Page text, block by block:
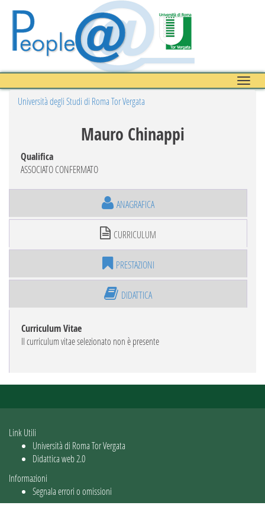
Toggle
Università degli Studi di Roma Tor Vergata
Mauro Chinappi
Qualifica
ASSOCIATO CONFERMATO
ANAGRAFICA
CURRICULUM
PRESTAZIONI
DIDATTICA
Curriculum Vitae
Il curriculum vitae selezionato non è presente
Link Utili
Università di Roma Tor Vergata
Didattica web 2.0
Informazioni
Segnala errori o omissioni